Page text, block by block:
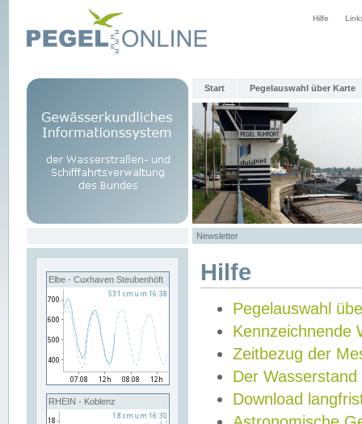
Hilfe
Start Pegelauswahl über Karte
Newsletter
Elbe - Cuxhaven Steubenhöft
RHEIN - Koblenz
Hilfe
Pegelauswahl
Kennzeichnende
Zeitbezug der
Der Wasserstand
Download